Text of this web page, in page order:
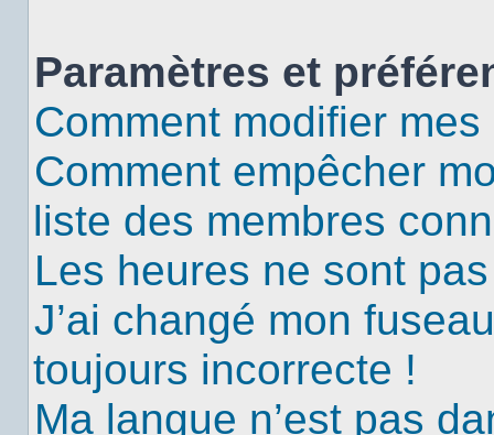
Paramètres et
Comment modifier
Comment empêcher
liste des membres
Les heures ne sont
J’ai changé mon
toujours incorrecte !
Ma langue n’est pas